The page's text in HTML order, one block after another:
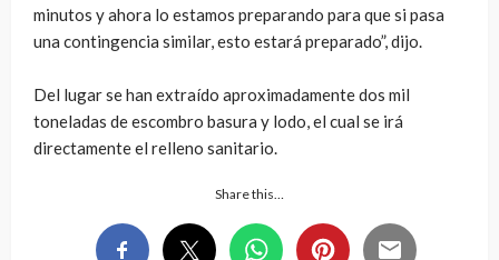
minutos y ahora lo estamos preparando para que si pasa
una contingencia similar, esto estará preparado”, dijo.
Del lugar se han extraído aproximadamente dos mil
toneladas de escombro basura y lodo, el cual se irá
directamente el relleno sanitario.
Share this…